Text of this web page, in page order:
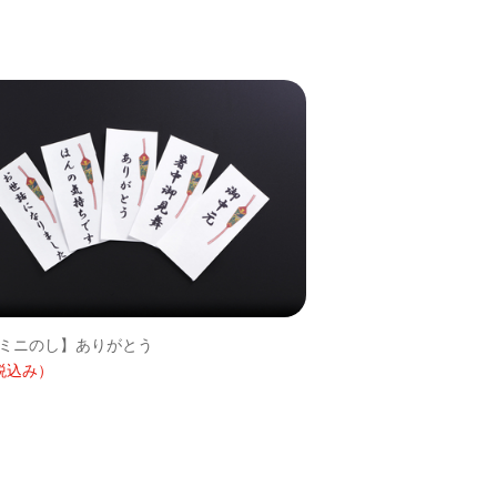
ニのし】ありがとう
み）